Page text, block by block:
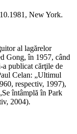
New York.
al lagărelor
Gong, în 1957, când
publicat cărţile de
Celan: „Ultimul
respectiv, 1997),
întâmplă în Park
2004).